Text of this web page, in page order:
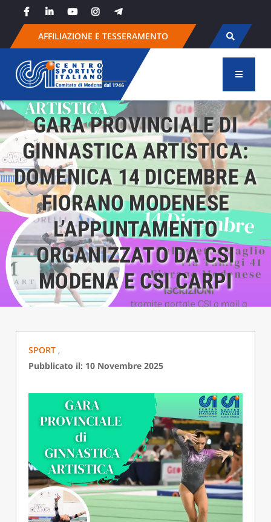
content
AFFILIAZIONE E TESSERAMENTO
GARA PROVINCIALE DI
GINNASTICA ARTISTICA:
DOMENICA 14 DICEMBRE A
FIORANO MODENESE
L’APPUNTAMENTO
ORGANIZZATO DA CSI
MODENA E CSI CARPI
SPORT ,
Pubblicato il: 10 Novembre 2025